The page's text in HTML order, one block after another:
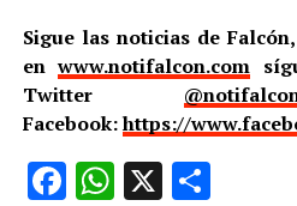
Sigue las noticias de
enwww.notifalcon.com
Twitter
Facebook:https://
Facebook
WhatsApp
X